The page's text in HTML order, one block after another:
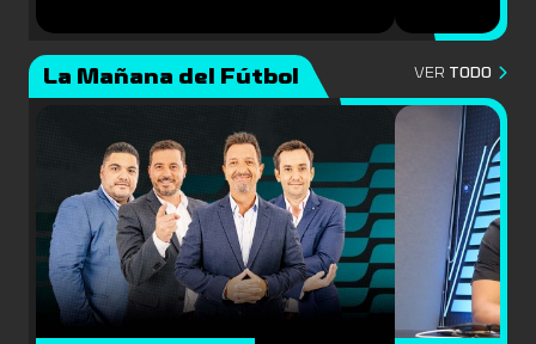
La Mañana del Fútbol VER TODO